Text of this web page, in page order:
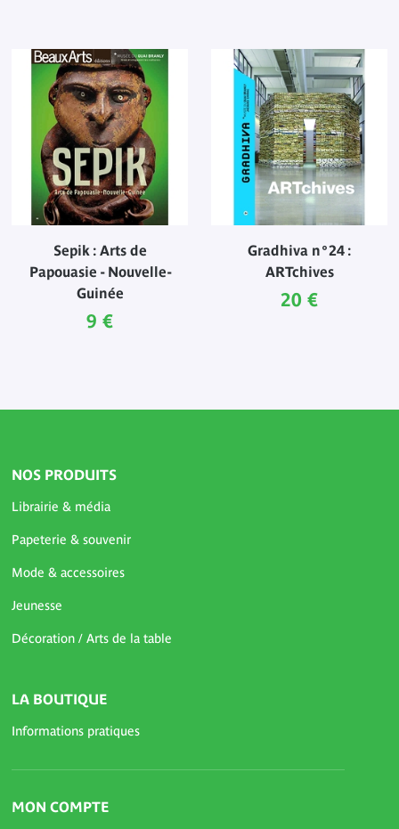
Sepik : Arts de
Papouasie - Nouvelle-
Guinée
Prix ​​actuel
9 €
Gradhiva n°24 :
ARTchives
Prix ​​actuel
20 €
NOS PRODUITS
Librairie & média
Papeterie & souvenir
Mode & accessoires
Jeunesse
Décoration / Arts de la table
LA BOUTIQUE
Informations pratiques
MON COMPTE